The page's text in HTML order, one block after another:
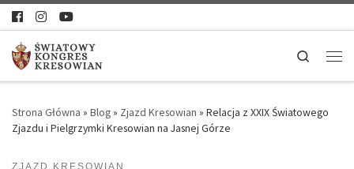
Search
Strona Główna » Blog» Zjazd Kresowian » Relacja z XXIX Światowego
Zjazdu i Pielgrzymki Kresowian na Jasnej Górze
ZJAZD KRESOWIAN